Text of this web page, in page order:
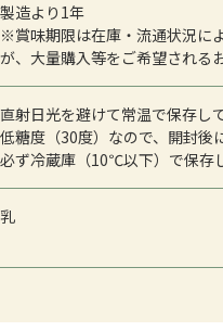
製造より1年
※賞味期限は在庫・流通状況に
が、大量購入等をご希望される
直射日光を避けて常温で保存し
低糖度（30度）なので、開封後
必ず冷蔵庫（10℃以下）で保存
乳